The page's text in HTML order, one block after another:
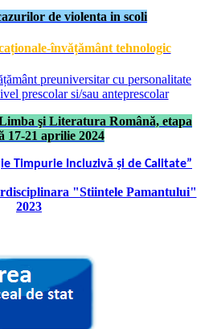
de violenta in scoli
învățământ tehnologic
preuniversitar cu personalitate
prescolar si/sau anteprescolar
şi Literatura Română, etapa
17-21 aprilie 2024
Timpurie Incluzivă și de Calitate”
"Stiintele Pamantului"
2023